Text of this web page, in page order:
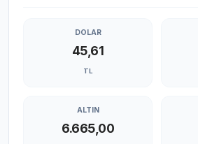
DOLAR
45,61
TL
ALTIN
6.665,00